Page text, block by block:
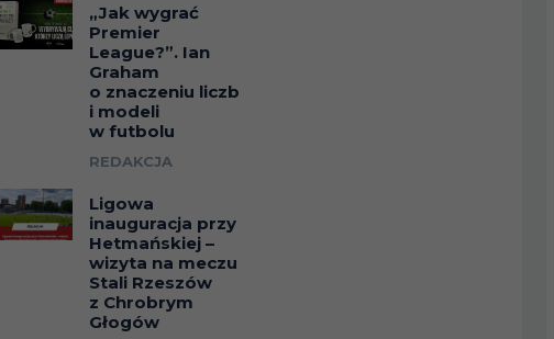
„Jak wygrać
Premier
League?”. Ian
Graham
o znaczeniu liczb
i modeli
w futbolu
REDAKCJA
Ligowa
inauguracja przy
Hetmańskiej –
wizyta na meczu
Stali Rzeszów
z Chrobrym
Głogów